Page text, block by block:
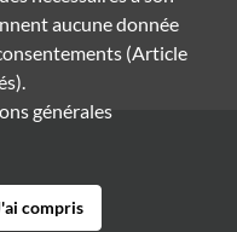
aucune donnée
(Article
générales
compris